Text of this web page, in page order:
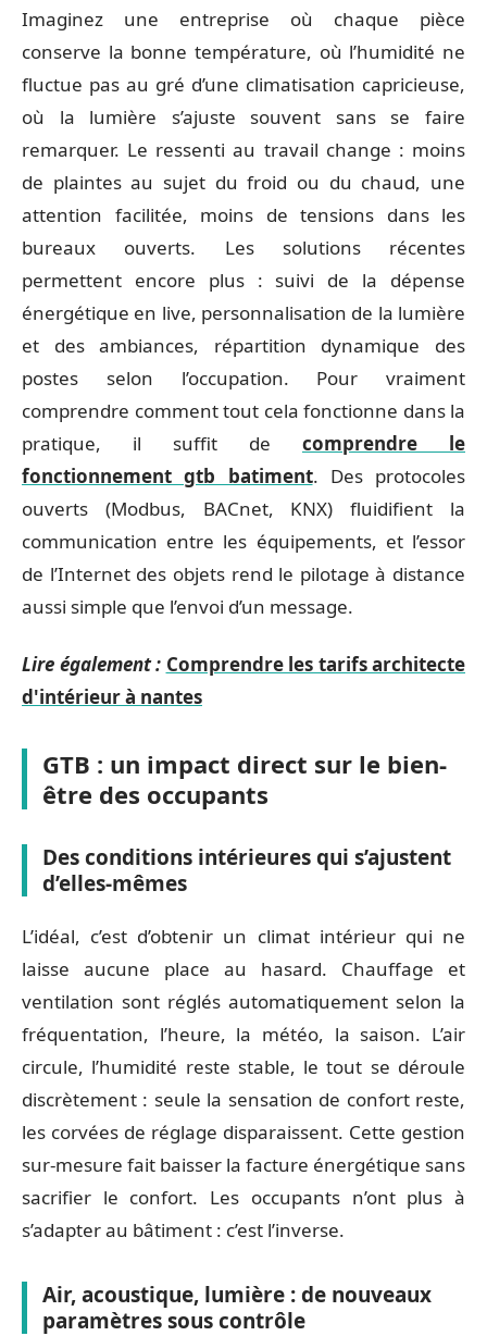
Imaginez une entreprise où chaque pièce
conserve la bonne température, où l’humidité ne
fluctue pas au gré d’une climatisation capricieuse,
où la lumière s’ajuste souvent sans se faire
remarquer. Le ressenti au travail change : moins
de plaintes au sujet du froid ou du chaud, une
attention facilitée, moins de tensions dans les
bureaux ouverts. Les solutions récentes
permettent encore plus : suivi de la dépense
énergétique en live, personnalisation de la lumière
et des ambiances, répartition dynamique des
postes selon l’occupation. Pour vraiment
comprendre comment tout cela fonctionne dans la
pratique, il suffit de comprendre le
fonctionnement gtb batiment. Des protocoles
ouverts (Modbus, BACnet, KNX) fluidifient la
communication entre les équipements, et l’essor
de l’Internet des objets rend le pilotage à distance
aussi simple que l’envoi d’un message.
Lire également : Comprendre les tarifs architecte
d'intérieur à nantes
GTB : un impact direct sur le bien-
être des occupants
Des conditions intérieures qui s’ajustent
d’elles-mêmes
L’idéal, c’est d’obtenir un climat intérieur qui ne
laisse aucune place au hasard. Chauffage et
ventilation sont réglés automatiquement selon la
fréquentation, l’heure, la météo, la saison. L’air
circule, l’humidité reste stable, le tout se déroule
discrètement : seule la sensation de confort reste,
les corvées de réglage disparaissent. Cette gestion
sur-mesure fait baisser la facture énergétique sans
sacrifier le confort. Les occupants n’ont plus à
s’adapter au bâtiment : c’est l’inverse.
Air, acoustique, lumière : de nouveaux
paramètres sous contrôle